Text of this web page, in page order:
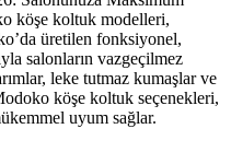
köşe koltuk modelleri,
üretilen fonksiyonel,
salonların vazgeçilmez
leke tutmaz kumaşlar ve
köşe koltuk seçenekleri,
uyum sağlar.